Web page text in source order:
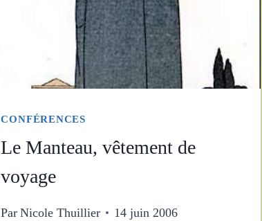
CONFÉRENCES
Le Manteau, vêtement de
voyage
Par Nicole Thuillier 14 juin 2006